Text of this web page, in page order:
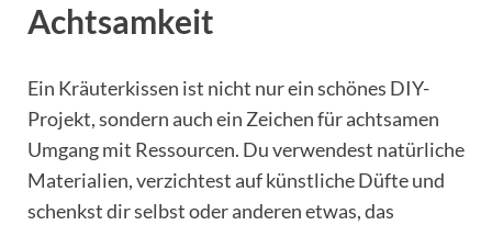
Achtsamkeit
Ein Kräuterkissen ist nicht nur ein schönes DIY-
Projekt, sondern auch ein Zeichen für achtsamen
Umgang mit Ressourcen. Du verwendest natürliche
Materialien, verzichtest auf künstliche Düfte und
schenkst dir selbst oder anderen etwas, das